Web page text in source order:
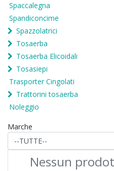
Spaccalegna
Spandiconcime
Spazzolatrici
Tosaerba
Tosaerba Elicoidali
Tosasiepi
Trasporter Cingolati
Trattorini tosaerba
Noleggio
Marche
Nessun